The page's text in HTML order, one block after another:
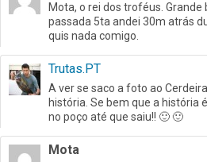
Mota, o rei dos troféus.
passada 5ta andei 30m atrás
quis nada comigo.
Trutas.PT
A ver se saco a foto ao
história. Se bem que a história
no poço até que saiu!! 🙂 🙂
Mota